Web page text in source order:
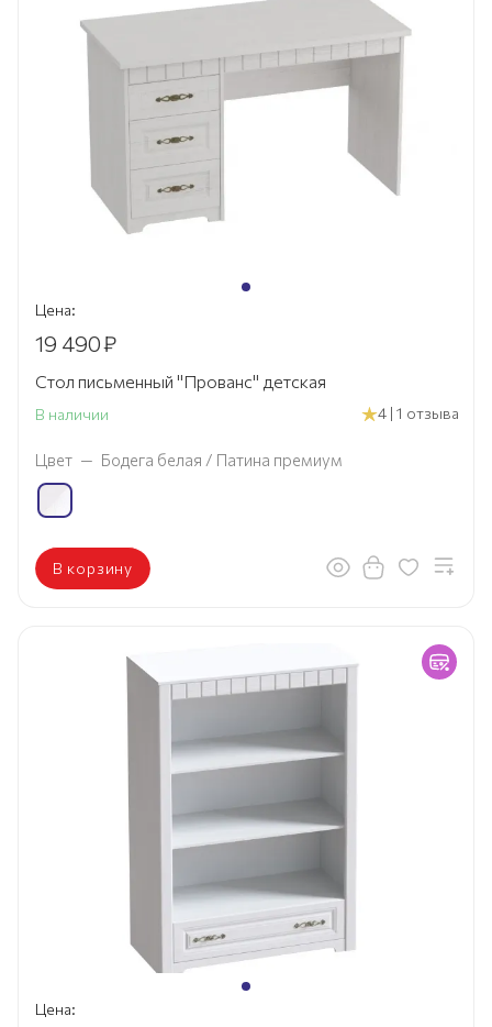
Цена:
19 490₽
Стол письменный "Прованс" детская
В наличии 4 | 1 отзыва
Цвет — Бодега белая / Патина премиум
В корзину
Цена: